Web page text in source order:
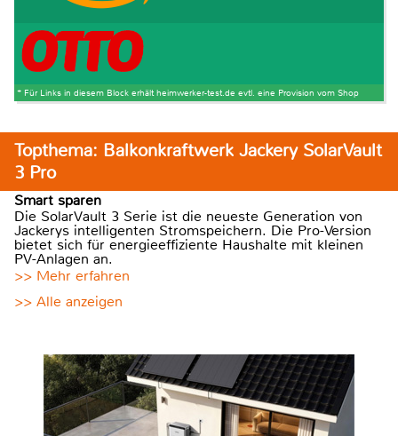
* Für Links in diesem Block erhält heimwerker-test.de evtl. eine Provision vom Shop
Topthema: Balkonkraftwerk Jackery SolarVault
3 Pro
Smart sparen
Die SolarVault 3 Serie ist die neueste Generation von
Jackerys intelligenten Stromspeichern. Die Pro-Version
bietet sich für energieeffiziente Haushalte mit kleinen
PV-Anlagen an.
>> Mehr erfahren
>> Alle anzeigen